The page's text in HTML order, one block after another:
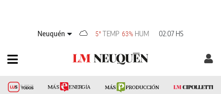
Neuquén 5° TEMP 63% HUM 02:07 HS